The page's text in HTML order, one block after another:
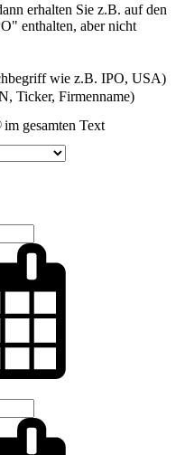
erhalten Sie z.B. auf den
enthalten, aber nicht
wie z.B. IPO, USA)
Ticker, Firmenname)
im gesamten Text